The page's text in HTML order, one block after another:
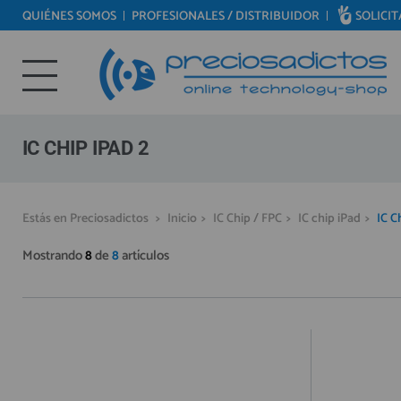
REPUESTOS MÓVILES
REPUESTOS TABLET
REPUESTOS VIDEOCONSOLAS
REPUESTOS OTROS DISPOSITIVOS
Bienvenid@ otra vez
YA SOY CLIENTE
Recordarme ¿Olvidó su contraseña?Recordar aquí
QUIÉNES SOMOS PROFESIONALES / DISTRIBUIDOR
IC CHIP IPAD 2
Estás en Preciosadictos > Inicio > IC Chip / FPC > IC chip iPad > IC
Mostrando8de8artículos